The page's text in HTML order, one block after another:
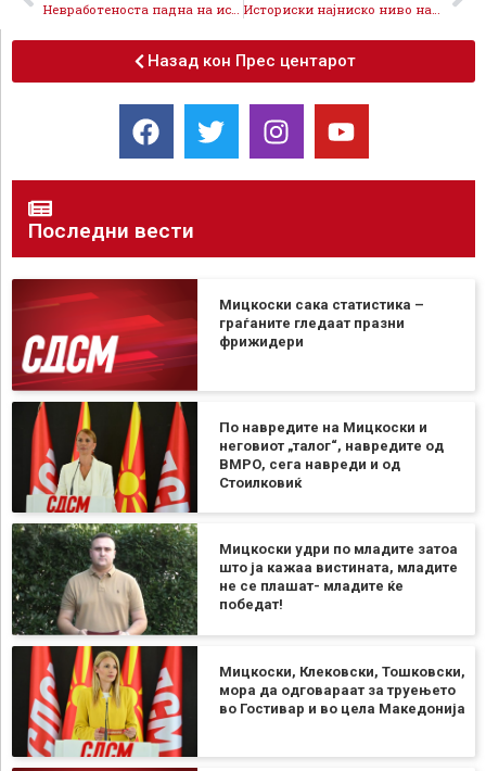
Невработеноста падна на историски минимум, се намалува и државниот долг, потврдени успешните економски политики на СДСМ Историски најниско ниво на невработеност од 15.9 % невработеноста кај младите намалена на 29%
Назад кон Прес центарот
Последни вести
Мицкоски сака статистика –
граѓаните гледаат празни
фрижидери
По навредите на Мицкоски и
неговиот „талог“, навредите од
ВМРО, сега навреди и од
Стоилковиќ
Мицкоски удри по младите затоа
што ја кажаа вистината, младите
не се плашат- младите ќе
победат!
Мицкоски, Клековски, Тошковски,
мора да одговараат за труењето
во Гостивар и во цела Македонија